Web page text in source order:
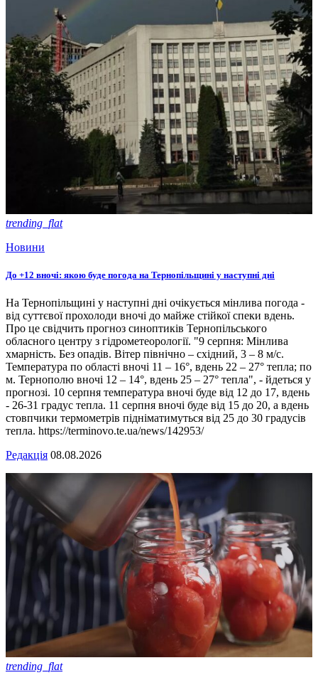
trending_flat
Новини
До +12 вночі: якою буде погода на Тернопільщині у наступні дні
На Тернопільщині у наступні дні очікується мінлива погода -
від суттєвої прохолоди вночі до майже стійкої спеки вдень.
Про це свідчить прогноз синоптиків Тернопільського
обласного центру з гідрометеорології. "9 серпня: Мінлива
хмарність. Без опадів. Вітер північно – східний, 3 – 8 м/с.
Температура по області вночі 11 – 16°, вдень 22 – 27° тепла; по
м. Тернополю вночі 12 – 14°, вдень 25 – 27° тепла", - йдеться у
прогнозі. 10 серпня температура вночі буде від 12 до 17, вдень
- 26-31 градус тепла. 11 серпня вночі буде від 15 до 20, а вдень
стовпчики термометрів підніматимуться від 25 до 30 градусів
тепла. https://terminovo.te.ua/news/142953/
Редакція 08.08.2026
trending_flat